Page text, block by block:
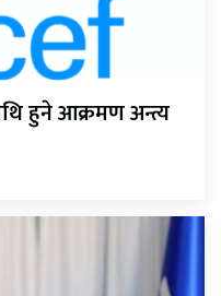
हुने आक्रमण अन्त्य